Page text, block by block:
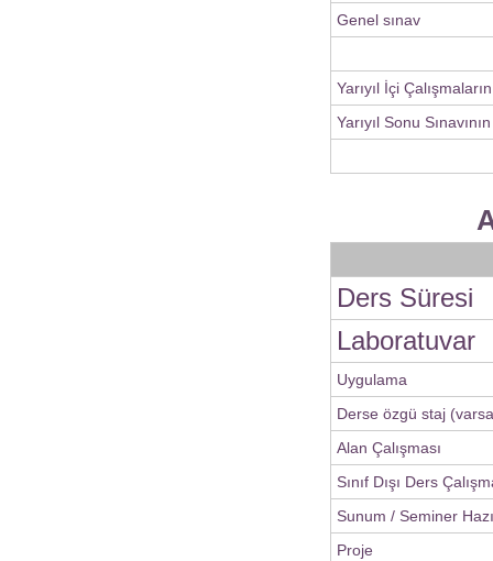
Genel sınav
Yarıyıl İçi
Yarıyıl Sonu
Ders Süresi
Laboratuvar
Uygulama
Derse özgü staj
Alan Çalışması
Sınıf Dışı Ders
Sunum / Seminer
Proje